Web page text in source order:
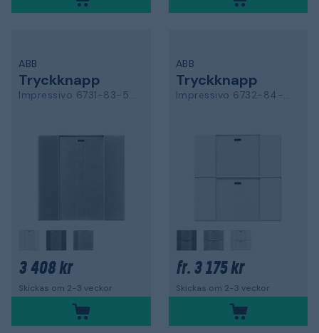
ABB
Tryckknapp
Impressivo 6731-83-500
3 408 kr
Skickas om 2-3 veckor
ABB
Tryckknapp
Impressivo 6732-84-500
fr. 3 175 kr
Skickas om 2-3 veckor